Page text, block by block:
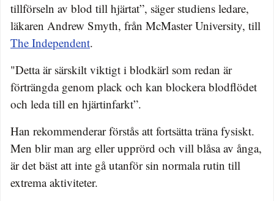
tillförseln av blod till hjärtat”, säger studiens ledare,
läkaren Andrew Smyth, från McMaster University, till
The Independent.
"Detta är särskilt viktigt i blodkärl som redan är
förträngda genom plack och kan blockera blodflödet
och leda till en hjärtinfarkt”.
Han rekommenderar förstås att fortsätta träna fysiskt.
Men blir man arg eller upprörd och vill blåsa av ånga,
är det bäst att inte gå utanför sin normala rutin till
extrema aktiviteter.